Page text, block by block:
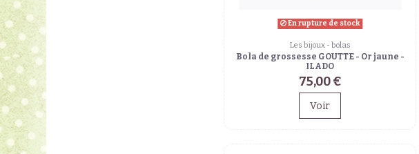
En rupture de stock
Les bijoux - bolas
Bola de grossesse GOUTTE - Or jaune -
ILADO
75,00 €
Voir